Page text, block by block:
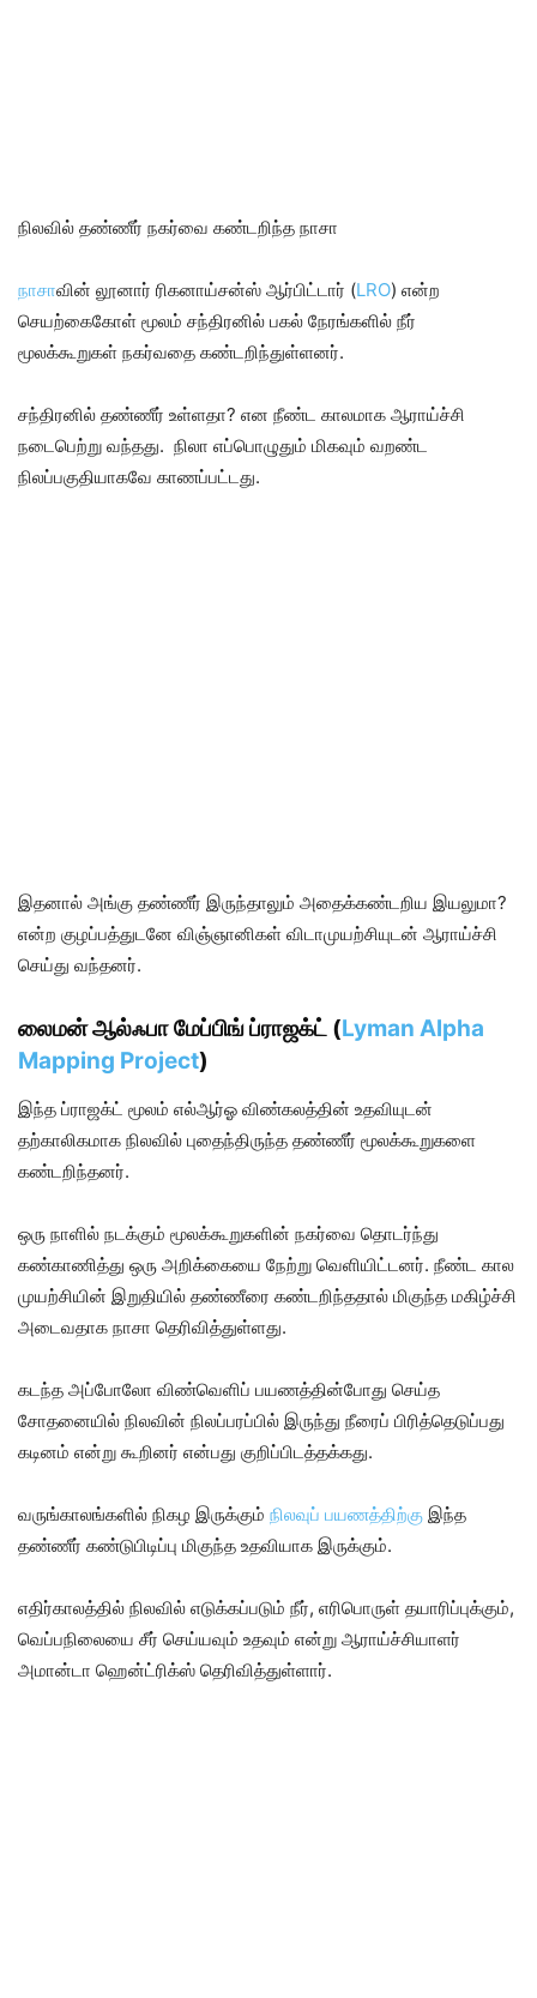
நிலவில் தண்ணீர் நகர்வை கண்டறிந்த நாசா
நாசாவின் லூனார் ரிகனாய்சன்ஸ் ஆர்பிட்டார் (LRO) என்ற
செயற்கைகோள் மூலம் சந்திரனில் பகல் நேரங்களில் நீர்
மூலக்கூறுகள் நகர்வதை கண்டறிந்துள்ளனர்.
சந்திரனில் தண்ணீர் உள்ளதா? என நீண்ட காலமாக ஆராய்ச்சி
நடைபெற்று வந்தது. நிலா எப்பொழுதும் மிகவும் வறண்ட
நிலப்பகுதியாகவே காணப்பட்டது.
இதனால் அங்கு தண்ணீர் இருந்தாலும் அதைக்கண்டறிய இயலுமா?
என்ற குழப்பத்துடனே விஞ்ஞானிகள் விடாமுயற்சியுடன் ஆராய்ச்சி
செய்து வந்தனர்.
லைமன் ஆல்ஃபா மேப்பிங் ப்ராஜக்ட் (Lyman Alpha
Mapping Project)
இந்த ப்ராஜக்ட் மூலம் எல்‌ஆர்‌ஓ விண்கலத்தின் உதவியுடன்
தற்காலிகமாக நிலவில் புதைந்திருந்த தண்ணீர் மூலக்கூறுகளை
கண்டறிந்தனர்.
ஒரு நாளில் நடக்கும் மூலக்கூறுகளின் நகர்வை தொடர்ந்து
கண்காணித்து ஒரு அறிக்கையை நேற்று வெளியிட்டனர். நீண்ட கால
முயற்சியின் இறுதியில் தண்ணீரை கண்டறிந்ததால் மிகுந்த மகிழ்ச்சி
அடைவதாக நாசா தெரிவித்துள்ளது.
கடந்த அப்போலோ விண்வெளிப் பயணத்தின்போது செய்த
சோதனையில் நிலவின் நிலப்பரப்பில் இருந்து நீரைப் பிரித்தெடுப்பது
கடினம் என்று கூறினர் என்பது குறிப்பிடத்தக்கது.
வருங்காலங்களில் நிகழ இருக்கும் நிலவுப் பயணத்திற்கு இந்த
தண்ணீர் கண்டுபிடிப்பு மிகுந்த உதவியாக இருக்கும்.
எதிர்காலத்தில் நிலவில் எடுக்கப்படும் நீர், எரிபொருள் தயாரிப்புக்கும்,
வெப்பநிலையை சீர் செய்யவும் உதவும் என்று ஆராய்ச்சியாளர்
அமான்டா ஹென்ட்ரிக்ஸ் தெரிவித்துள்ளார்.